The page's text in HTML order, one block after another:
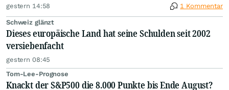
gestern 14:58 1 Kommentar
Schweiz glänzt
Dieses europäische Land hat seine Schulden seit 2002
versiebenfacht
gestern 08:45
Tom-Lee-Prognose
Knackt der S&P500 die 8.000 Punkte bis Ende August?